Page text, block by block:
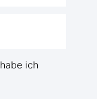
habe ich